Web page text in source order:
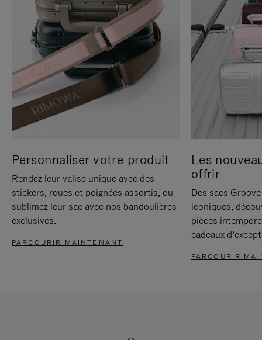
Personnaliser votre produit
Rendez leur valise unique avec des
stickers, roues et poignées assortis, ou
sublimez leur sac avec nos bandoulières
exclusives.
PARCOURIR MAINTENANT
Les
offrir
Des sacs
iconiques,
pièces
cadeaux
PARCOURIR